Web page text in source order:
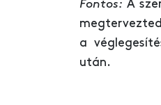
Fontos: A
a
után.